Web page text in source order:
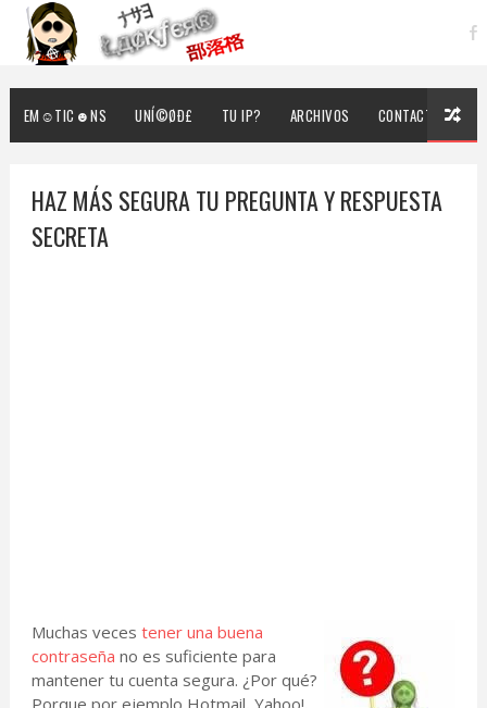
EM☺TIC☻NS UNÍ©ØÐ£ TU IP? ARCHIVOS CONTACTO
HAZ MÁS SEGURA TU PREGUNTA Y RESPUESTA
SECRETA
Muchas veces tener una buena
contraseña no es suficiente para
mantener tu cuenta segura. ¿Por qué?
Porque por ejemplo Hotmail, Yahoo!,